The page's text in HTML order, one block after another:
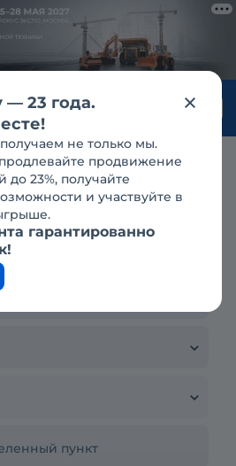
Войти
фронтальные погрузчики
пункт
— 23 года.
не только мы.
продвижение
до 23%, получайте
и участвуйте в
гарантированно